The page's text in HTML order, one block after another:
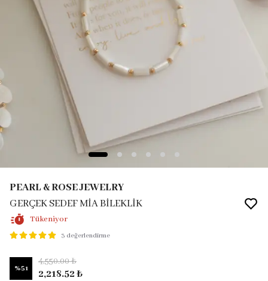
PEARL & ROSE JEWELRY
GERÇEK SEDEF MİA BİLEKLİK
Tükeniyor
3 değerlendirme
%51
4,550.00 ₺
2,218.52 ₺